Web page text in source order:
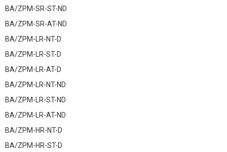
BA/ZPM-SR-ST-ND
BA/ZPM-SR-AT-ND
BA/ZPM-LR-NT-D
BA/ZPM-LR-ST-D
BA/ZPM-LR-AT-D
BA/ZPM-LR-NT-ND
BA/ZPM-LR-ST-ND
BA/ZPM-LR-AT-ND
BA/ZPM-HR-NT-D
BA/ZPM-HR-ST-D